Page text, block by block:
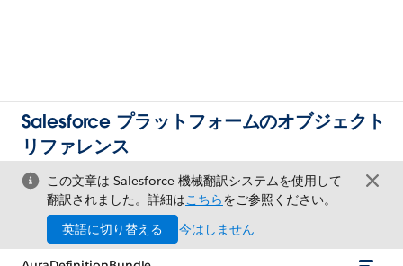
Salesforce プラットフォームのオブジェクト
リファレンス
この文章は Salesforce 機械翻訳システムを使用して
翻訳されました。詳細はこちらをご参照ください。
英語に切り替える
今はしません